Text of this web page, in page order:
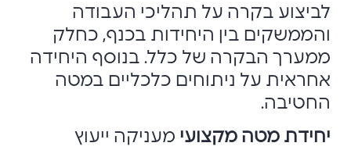
לביצוע בקרה על תהליכי העבודה
והממשקים בין היחידות בכנף, כחלק
ממערך הבקרה של כלל. בנוסף היחידה
אחראית על ניתוחים כלכליים במטה
החטיבה.
יחידת מטה מקצועי מעניקה ייעוץ